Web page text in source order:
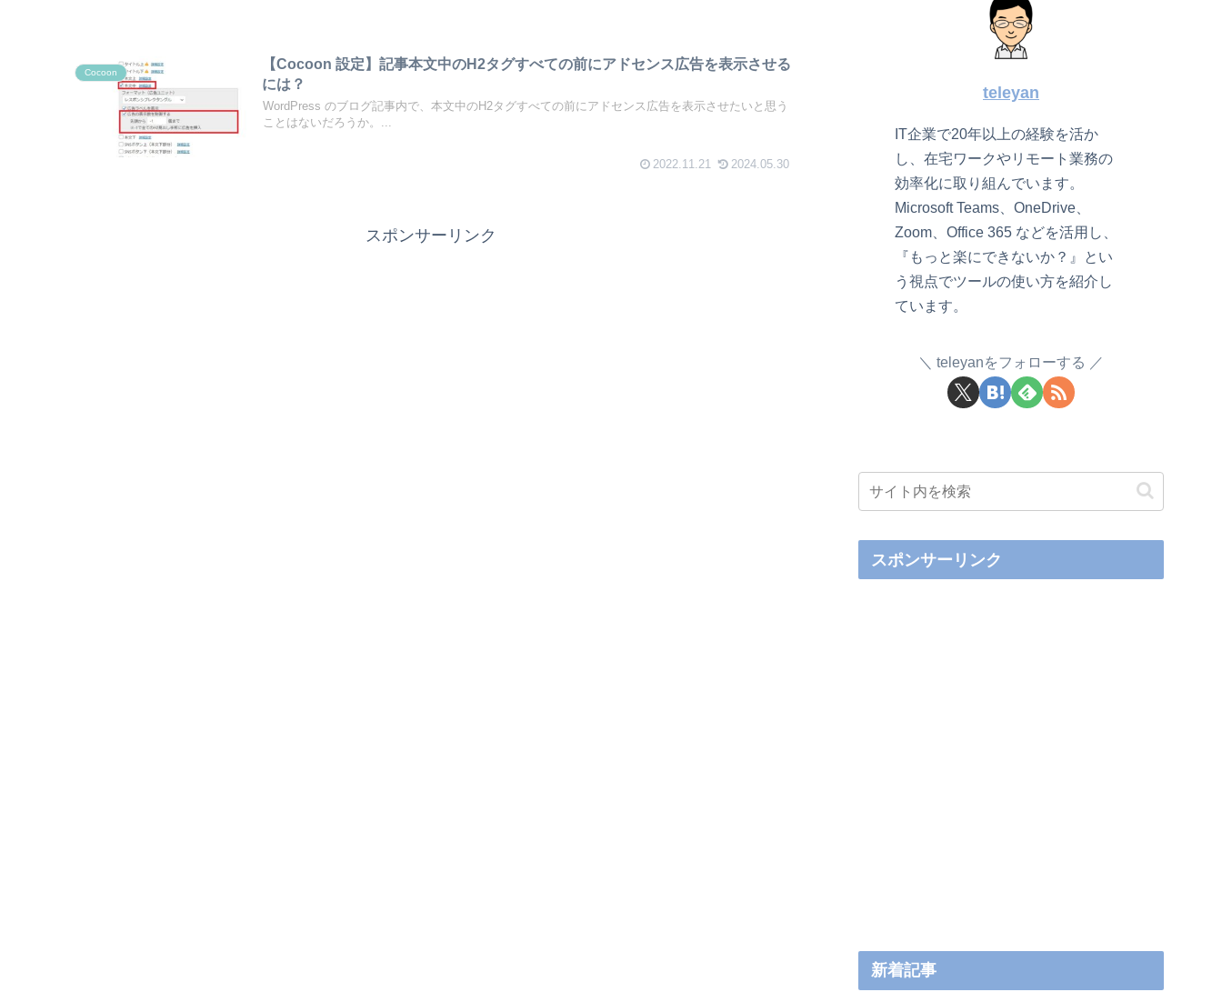
Cocoon
【Cocoon 設定】記事本文中のH2タグすべての前にアドセンス広告を表示させる
には？
WordPress のブログ記事内で、本文中のH2タグすべての前にアドセンス広告を表示させたいと思う
ことはないだろうか。...
2022.11.21 2024.05.30
スポンサーリンク
teleyan
IT企業で20年以上の経験を活か
し、在宅ワークやリモート業務の
効率化に取り組んでいます。
Microsoft Teams、OneDrive、
Zoom、Office 365 などを活用し、
『もっと楽にできないか？』とい
う視点でツールの使い方を紹介し
ています。
teleyanをフォローする
スポンサーリンク
新着記事